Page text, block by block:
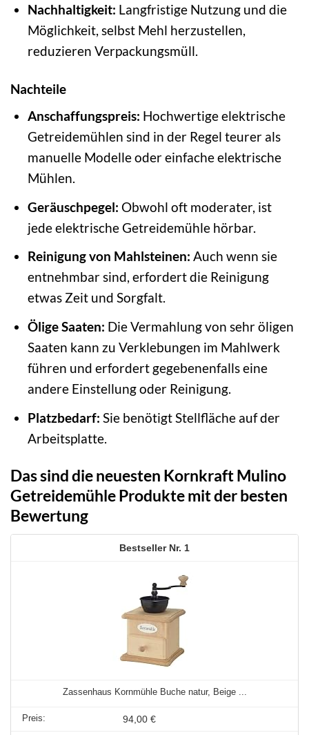
Nachhaltigkeit: Langfristige Nutzung und die
Möglichkeit, selbst Mehl herzustellen,
reduzieren Verpackungsmüll.
Nachteile
Anschaffungspreis: Hochwertige elektrische
Getreidemühlen sind in der Regel teurer als
manuelle Modelle oder einfache elektrische
Mühlen.
Geräuschpegel: Obwohl oft moderater, ist
jede elektrische Getreidemühle hörbar.
Reinigung von Mahlsteinen: Auch wenn sie
entnehmbar sind, erfordert die Reinigung
etwas Zeit und Sorgfalt.
Ölige Saaten: Die Vermahlung von sehr öligen
Saaten kann zu Verklebungen im Mahlwerk
führen und erfordert gegebenenfalls eine
andere Einstellung oder Reinigung.
Platzbedarf: Sie benötigt Stellfläche auf der
Arbeitsplatte.
Das sind die neuesten Kornkraft Mulino
Getreidemühle Produkte mit der besten
Bewertung
1
Zassenhaus Kornmühle Buche natur, Beige ...
94,00 €